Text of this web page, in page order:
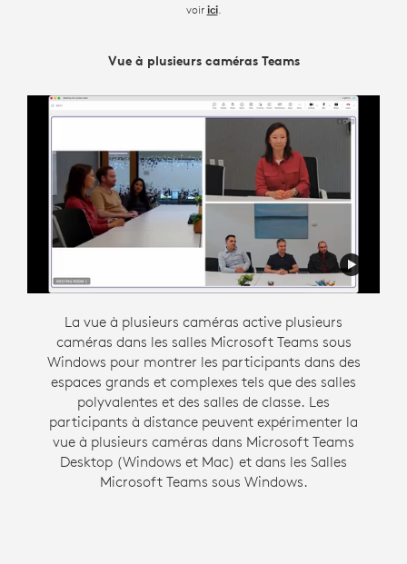
Vue à plusieurs caméras Teams
La vue à plusieurs caméras active plusieurs
caméras dans les salles Microsoft Teams sous
Windows pour montrer les participants dans des
espaces grands et complexes tels que des salles
polyvalentes et des salles de classe. Les
participants à distance peuvent expérimenter la
vue à plusieurs caméras dans Microsoft Teams
Desktop (Windows et Mac) et dans les Salles
Microsoft Teams sous Windows.
Réalisateur Intelligent de Zoom
Intelligent Director est conçu pour faciliter une
communication flexible en créant un
environnement de réunion hybride inclusif. Cette
fonctionnalité Zoom Rooms sous Windows offre
aux personnes présentes dans la salle leur propre
espace dans une vue en galerie afin qu’elles aient
la même opportunité d’être vues et entendues
que tout le monde lors de la réunion.
voir ici.